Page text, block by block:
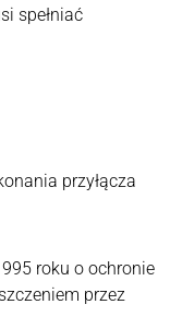
spełniać
przyłącza
roku o ochronie
przez